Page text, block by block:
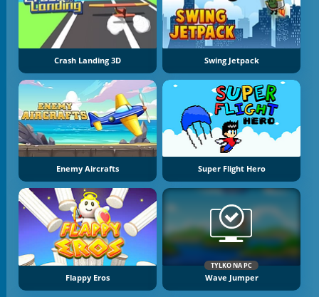
Crash Landing 3D Swing Jetpack
Enemy Aircrafts Super Flight Hero
Flappy Eros
TYLKO NA PC
Wave Jumper